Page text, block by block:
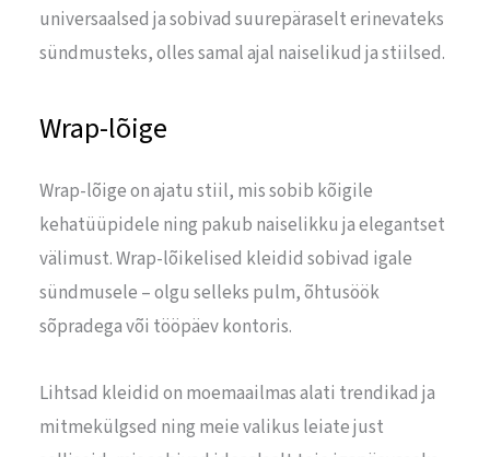
universaalsed ja sobivad suurepäraselt erinevateks
sündmusteks, olles samal ajal naiselikud ja stiilsed.
Wrap-lõige
Wrap-lõige on ajatu stiil, mis sobib kõigile
kehatüüpidele ning pakub naiselikku ja elegantset
välimust. Wrap-lõikelised kleidid sobivad igale
sündmusele – olgu selleks pulm, õhtusöök
sõpradega või tööpäev kontoris.
Lihtsad kleidid on moemaailmas alati trendikad ja
mitmekülgsed ning meie valikus leiate just